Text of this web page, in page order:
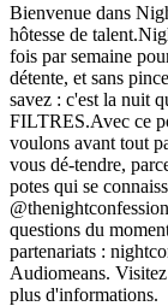
Bienvenue dans
hôtesse de
fois par semaine
détente, et sans
savez : c'est la nuit
FILTRES.Avec ce
voulons avant tout
vous dé-tendre,
potes qui se
questions du
partenariats :
Audiomeans.
plus d'informations.